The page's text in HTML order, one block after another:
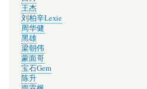
王杰
刘柏辛Lexie
周华健
黑雄
梁朝伟
蒙面哥
宝石Gem
陈升